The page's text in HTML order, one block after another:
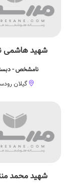
شهید هاشمی
نامشخص -
گیلان
شهید محمد